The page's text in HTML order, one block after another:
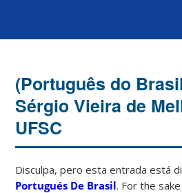
(Português do
Sérgio Vieira de
UFSC
Disculpa, pero esta entrada está
Portugués De Brasil. For the